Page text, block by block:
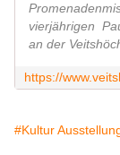
vierjährigen
an der
#Kultur